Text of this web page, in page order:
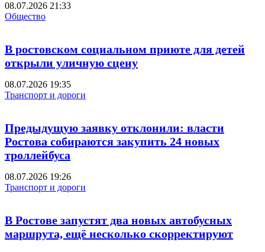
08.07.2026 21:33
Общество
В ростовском социальном приюте для детей
открыли уличную сцену
08.07.2026 19:35
Транспорт и дороги
Предыдущую заявку отклонили: власти
Ростова собираются закупить 24 новых
троллейбуса
08.07.2026 19:26
Транспорт и дороги
В Ростове запустят два новых автобусных
маршрута, ещё несколько скорректируют